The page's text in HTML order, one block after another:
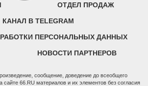
ОТДЕЛ ПРОДАЖ
КАНАЛ В TELEGRAM
ПЕРСОНАЛЬНЫХ ДАННЫХ
НОВОСТИ ПАРТНЕРОВ
сообщение, доведение до всеобщего
66.RU материалов и их элементов без согласия